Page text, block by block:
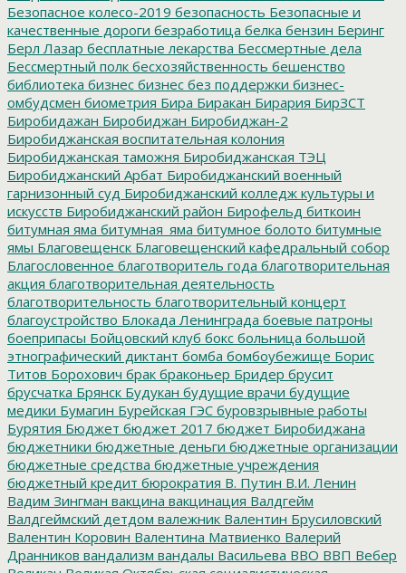
Безопасное колесо-2019 безопасность Безопасные и
качественные дороги безработица белка бензин Беринг
Берл Лазар бесплатные лекарства Бессмертные дела
Бессмертный полк бесхозяйственность бешенство
библиотека бизнес бизнес без поддержки бизнес-
омбудсмен биометрия Бира Биракан Бирария БирЗСТ
Биробидажан Биробиджан Биробиджан-2
Биробиджанская воспитательная колония
Биробиджанская таможня Биробиджанская ТЭЦ
Биробиджанский Арбат Биробиджанский военный
гарнизонный суд Биробиджанский колледж культуры и
искусств Биробиджанский район Бирофельд биткоин
битумная яма битумная_яма битумное болото битумные
ямы Благовещенск Благовещенский кафедральный собор
Благословенное благотворитель года благотворительная
акция благотворительная деятельность
благотворительность благотворительный концерт
благоустройство Блокада Ленинграда боевые патроны
боеприпасы Бойцовский клуб бокс больница большой
этнографический диктант бомба бомбоубежище Борис
Титов Борохович брак браконьер Бридер брусит
брусчатка Брянск Будукан будущие врачи будущие
медики Бумагин Бурейская ГЭС буровзрывные работы
Бурятия Бюджет бюджет 2017 бюджет Биробиджана
бюджетники бюджетные деньги бюджетные организации
бюджетные средства бюджетные учреждения
бюджетный кредит бюрократия В. Путин В.И. Ленин
Вадим Зингман вакцина вакцинация Валдгейм
Валдгеймский детдом валежник Валентин Брусиловский
Валентин Коровин Валентина Матвиенко Валерий
Дранников вандализм вандалы Васильева ВВО ВВП Вебер